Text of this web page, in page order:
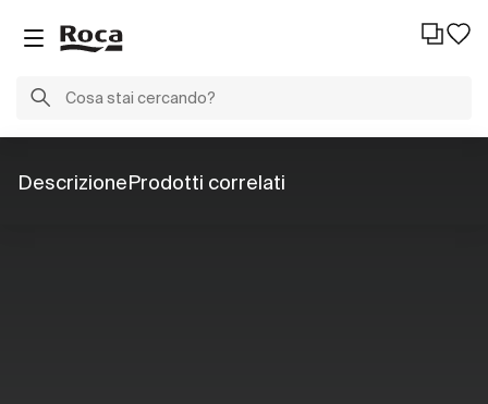
DescrizioneProdotti correlati